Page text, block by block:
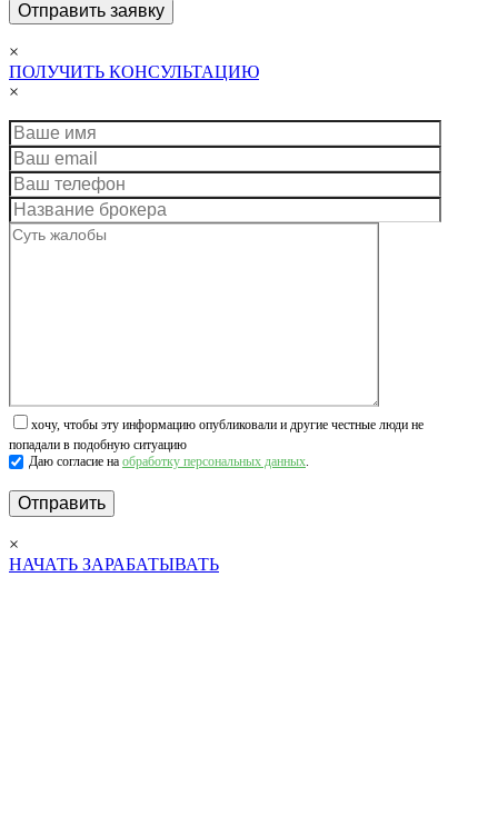
×
ПОЛУЧИТЬ КОНСУЛЬТАЦИЮ
×
хочу, чтобы эту информацию опубликовали и другие честные люди не
попадали в подобную ситуацию
Даю согласие на обработку персональных данных.
×
НАЧАТЬ ЗАРАБАТЫВАТЬ